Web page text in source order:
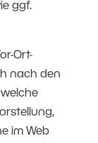
ggf.
Ort-
nach den
im Web